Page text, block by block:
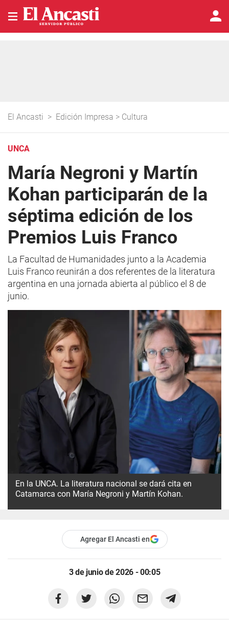
El Ancasti > Edición Impresa > Cultura
UNCA
María Negroni y Martín
Kohan participarán de la
séptima edición de los
Premios Luis Franco
La Facultad de Humanidades junto a la Academia
Luis Franco reunirán a dos referentes de la literatura
argentina en una jornada abierta al público el 8 de
junio.
En la UNCA. La literatura nacional se dará cita en
Catamarca con María Negroni y Martín Kohan.
Agregar El Ancasti en
3 de junio de 2026 - 00:05